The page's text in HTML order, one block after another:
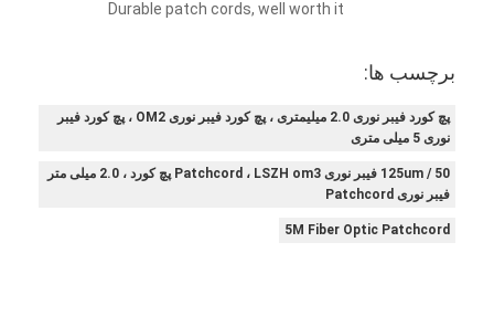
Durable patch cords, well worth it
برچسب ها:
پچ کورد فیبر نوری 2.0 میلیمتری ، پچ کورد فیبر نوری OM2 ، پچ کورد فیبر
نوری 5 میلی متری
50 / 125um فیبر نوری Patchcord ، LSZH om3 پچ کورد ، 2.0 میلی متر
فیبر نوری Patchcord
5M Fiber Optic Patchcord